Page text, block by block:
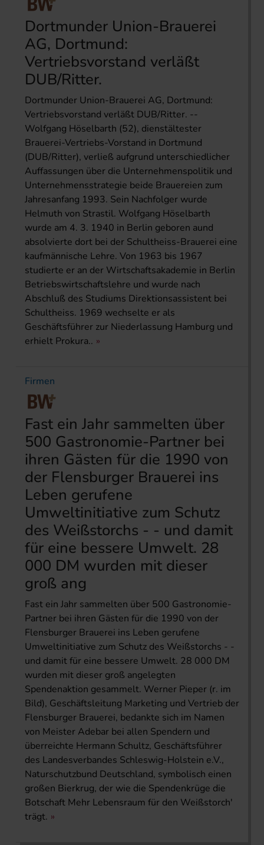
Dortmunder Union-Brauerei
AG, Dortmund:
Vertriebsvorstand verläßt
DUB/Ritter.
Dortmunder Union-Brauerei AG, Dortmund:
Vertriebsvorstand verläßt DUB/Ritter. --
Wolfgang Höselbarth (52), dienstältester
Brauerei-Vertriebs-Vorstand in Dortmund
(DUB/Ritter), verließ aufgrund unterschiedlicher
Auffassungen über die Unternehmenspolitik und
Unternehmensstrategie beide Brauereien zum
Jahresanfang 1993. Sein Nachfolger wurde
Helmuth von Strastil. Wolfgang Höselbarth
wurde am 4. 3. 1940 in Berlin geboren aund
absolvierte dort bei der Schultheiss-Brauerei eine
kaufmännische Lehre. Von 1963 bis 1967
studierte er an der Wirtschaftsakademie in Berlin
Betriebswirtschaftslehre und wurde nach
Abschluß des Studiums Direktionsassistent bei
Schultheiss. 1969 wechselte er als
Geschäftsführer zur Niederlassung Hamburg und
erhielt Prokura..
Firmen
Fast ein Jahr sammelten über
500 Gastronomie-Partner bei
ihren Gästen für die 1990 von
der Flensburger Brauerei ins
Leben gerufene
Umweltinitiative zum Schutz
des Weißstorchs - - und damit
für eine bessere Umwelt. 28
000 DM wurden mit dieser
groß ang
Fast ein Jahr sammelten über 500 Gastronomie-
Partner bei ihren Gästen für die 1990 von der
Flensburger Brauerei ins Leben gerufene
Umweltinitiative zum Schutz des Weißstorchs - -
und damit für eine bessere Umwelt. 28 000 DM
wurden mit dieser groß angelegten
Spendenaktion gesammelt. Werner Pieper (r. im
Bild), Geschäftsleitung Marketing und Vertrieb der
Flensburger Brauerei, bedankte sich im Namen
von Meister Adebar bei allen Spendern und
überreichte Hermann Schultz, Geschäftsführer
des Landesverbandes Schleswig-Holstein e.V.,
Naturschutzbund Deutschland, symbolisch einen
großen Bierkrug, der wie die Spendenkrüge die
Botschaft Mehr Lebensraum für den Weißstorch'
trägt.